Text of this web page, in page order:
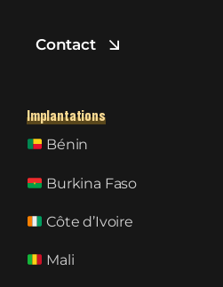
Contact
Implantations
Bénin
Burkina Faso
Côte d’Ivoire
Mali